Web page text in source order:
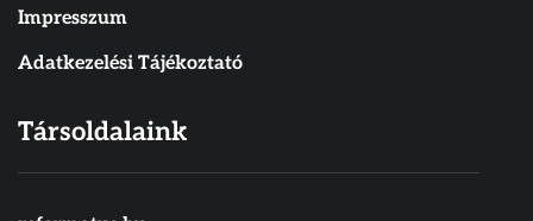
Impresszum
Adatkezelési Tájékoztató
Társoldalaink